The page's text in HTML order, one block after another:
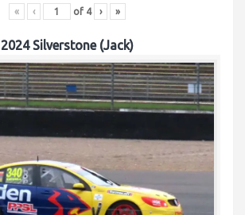
« ‹ of 4 › »
2024 Silverstone (Jack)